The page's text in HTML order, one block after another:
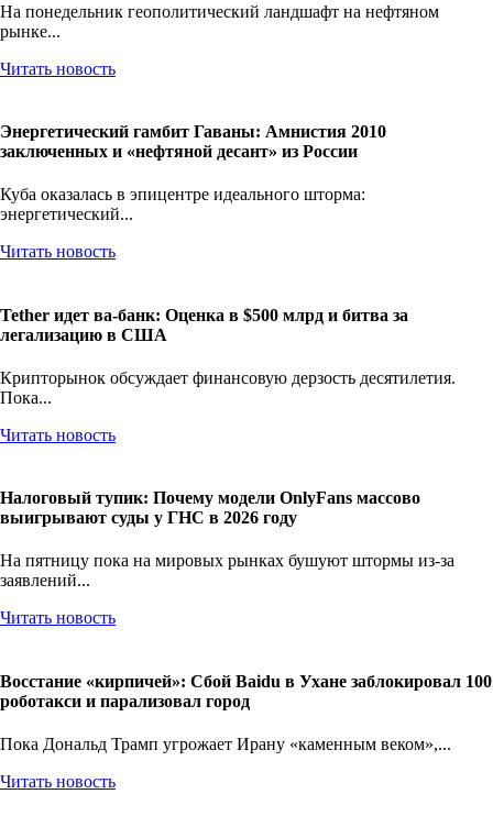
На понедельник геополитический ландшафт на нефтяном
рынке...
Читать новость
Энергетический гамбит Гаваны: Амнистия 2010
заключенных и «нефтяной десант» из России
Куба оказалась в эпицентре идеального шторма:
энергетический...
Читать новость
Tether идет ва-банк: Оценка в $500 млрд и битва за
легализацию в США
Крипторынок обсуждает финансовую дерзость десятилетия.
Пока...
Читать новость
Налоговый тупик: Почему модели OnlyFans массово
выигрывают суды у ГНС в 2026 году
На пятницу пока на мировых рынках бушуют штормы из-за
заявлений...
Читать новость
Восстание «кирпичей»: Сбой Baidu в Ухане заблокировал 100
роботакси и парализовал город
Пока Дональд Трамп угрожает Ирану «каменным веком»,...
Читать новость